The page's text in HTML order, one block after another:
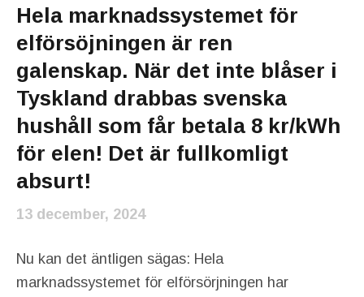
Hela marknadssystemet för
elförsöjningen är ren
galenskap. När det inte blåser i
Tyskland drabbas svenska
hushåll som får betala 8 kr/kWh
för elen! Det är fullkomligt
absurt!
13 december, 2024
Nu kan det äntligen sägas: Hela
marknadssystemet för elförsörjningen har